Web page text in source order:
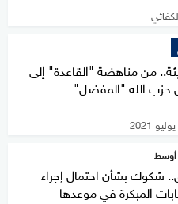
من مناهضة "القاعدة" إلى
الله "المفضل"
شكوك بشأن احتمال إجراء
المبكرة في موعدها